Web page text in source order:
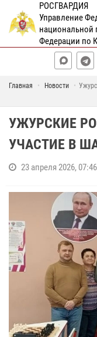
РОСГВАРДИЯ
Управление
национальной
Федерации по
Главная Новости
УЖУРСКИЕ
УЧАСТИЕ В
23 апреля 2026, 07:46